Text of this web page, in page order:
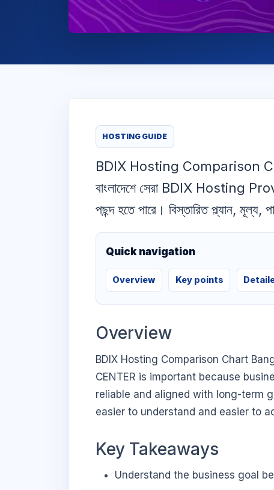
HOSTING GUIDE
BDIX Hosting Comparison
বাংলাদেশে সেরা BDIX Hosting
পছন্দ হতে পারে। বিস্তারিত প্ল্যান, মূল্য,
Quick navigation
Overview Key points
Overview
BDIX Hosting Comparison Chart
CENTER is important because
reliable and aligned with long-term
easier to understand and easier to
Key Takeaways
Understand the business goal